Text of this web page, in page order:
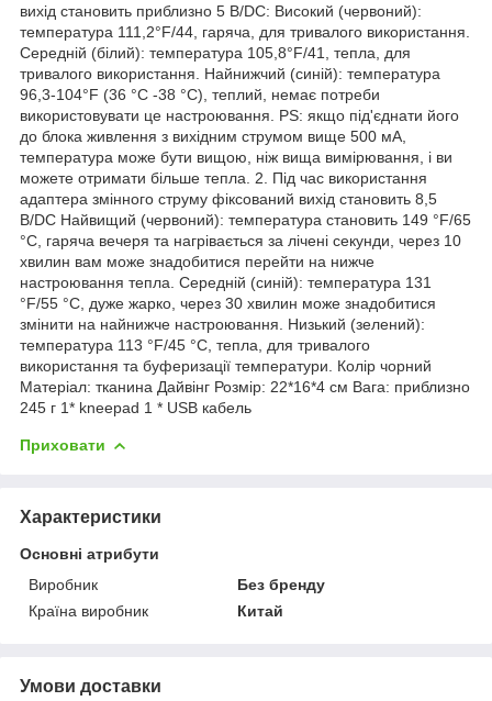
вихід становить приблизно 5 В/DC: Високий (червоний):
температура 111,2°F/44, гаряча, для тривалого використання.
Середній (білий): температура 105,8°F/41, тепла, для
тривалого використання. Найнижчий (синій): температура
96,3-104°F (36 °C -38 °C), теплий, немає потреби
використовувати це настроювання. PS: якщо під'єднати його
до блока живлення з вихідним струмом вище 500 мА,
температура може бути вищою, ніж вища вимірювання, і ви
можете отримати більше тепла. 2. Під час використання
адаптера змінного струму фіксований вихід становить 8,5
В/DC Найвищий (червоний): температура становить 149 °F/65
°C, гаряча вечеря та нагрівається за лічені секунди, через 10
хвилин вам може знадобитися перейти на нижче
настроювання тепла. Середній (синій): температура 131
°F/55 °C, дуже жарко, через 30 хвилин може знадобитися
змінити на найнижче настроювання. Низький (зелений):
температура 113 °F/45 °C, тепла, для тривалого
використання та буферизації температури. Колір чорний
Матеріал: тканина Дайвінг Розмір: 22*16*4 см Вага: приблизно
245 г 1* kneepad 1 * USB кабель
Приховати
Характеристики
Основні атрибути
Виробник
Без бренду
Країна виробник
Китай
Умови доставки